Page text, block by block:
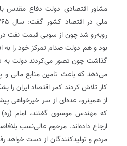
مشاور اقتصادی دولت دفاع مقدس
روبه‌رو شد چون از سویی قیمت نفت در
بود و هم دولت صدام تمرکز خود را به
گذاشت چون تصور می‌کردند دولت به
می‌دهد که باعث تامین منابع مالی و
کار تلاش کردند کمر اقتصاد ایران را
از همینرو، عده‌ای از سر خیرخواهی
که مهندس موسوی گفتند، امام
ارجاع داده‌اند. مرحوم عالی‌نسب
مردم و تولیدکنندگان از دست خواهد